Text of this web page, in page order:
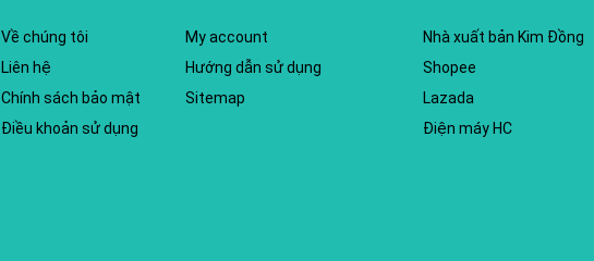
Về chúng tôi
Liên hệ
Chính sách bảo mật
Điều khoản sử dụng
My account
Hướng dẫn sử dụng
Sitemap
Nhà xuất bản Kim Đồng
Shopee
Lazada
Điện máy HC